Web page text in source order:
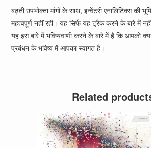
बढ़ती उपभोक्ता मांगों के साथ, इन्वेंटरी एनालिटिक्स की
महत्वपूर्ण नहीं रही। यह सिर्फ यह ट्रैक करने के बारे में
यह इस बारे में भविष्यवाणी करने के बारे में है कि आपको क्या
प्रबंधन के भविष्य में आपका स्वागत है।
Related